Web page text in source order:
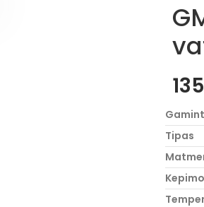
Tipas